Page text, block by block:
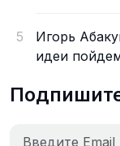
5
Игорь
идеи